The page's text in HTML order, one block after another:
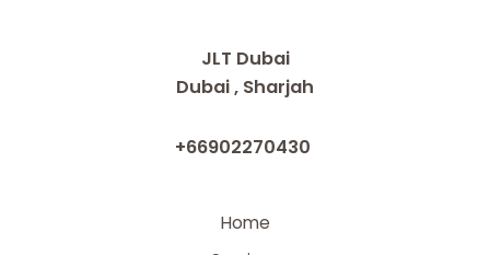
JLT Dubai
Dubai , Sharjah
+66902270430
Home